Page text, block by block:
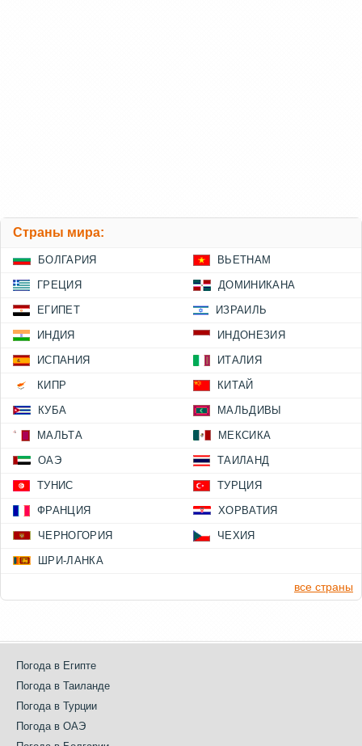
Страны мира:
БОЛГАРИЯ ВЬЕТНАМ
ГРЕЦИЯ ДОМИНИКАНА
ЕГИПЕТ ИЗРАИЛЬ
ИНДИЯ ИНДОНЕЗИЯ
ИСПАНИЯ ИТАЛИЯ
КИПР КИТАЙ
КУБА МАЛЬДИВЫ
МАЛЬТА МЕКСИКА
ОАЭ ТАИЛАНД
ТУНИС ТУРЦИЯ
ФРАНЦИЯ ХОРВАТИЯ
ЧЕРНОГОРИЯ ЧЕХИЯ
ШРИ-ЛАНКА
все страны
Погода в Египте
Погода в Таиланде
Погода в Турции
Погода в ОАЭ